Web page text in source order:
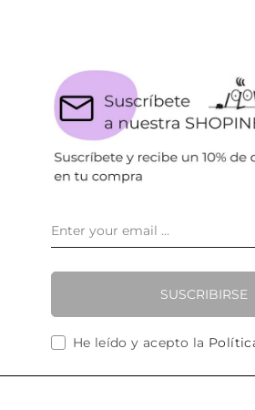
SUSCRIBIRSE
He leído y acepto la